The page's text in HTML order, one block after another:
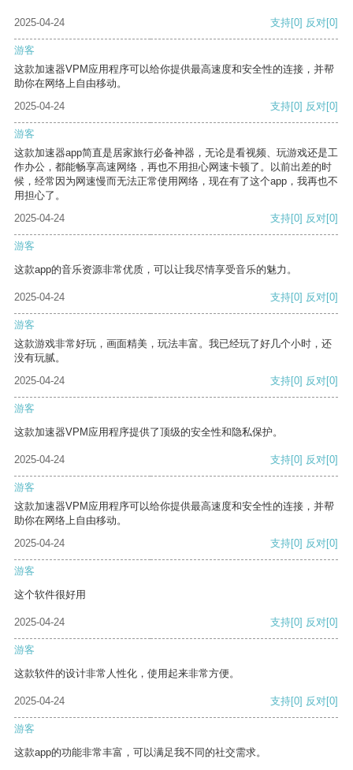
2025-04-24 支持[0] 反对[0]
游客
这款加速器VPM应用程序可以给你提供最高速度和安全性的连接，并帮
助你在网络上自由移动。
2025-04-24
支持[0] 反对[0]
游客
这款加速器app简直是居家旅行必备神器，无论是看视频、玩游戏还是工
作办公，都能畅享高速网络，再也不用担心网速卡顿了。以前出差的时
候，经常因为网速慢而无法正常使用网络，现在有了这个app，我再也不
用担心了。
2025-04-24
支持[0] 反对[0]
游客
这款app的音乐资源非常优质，可以让我尽情享受音乐的魅力。
2025-04-24 支持[0] 反对[0]
游客
这款游戏非常好玩，画面精美，玩法丰富。我已经玩了好几个小时，还
没有玩腻。
2025-04-24
支持[0] 反对[0]
游客
这款加速器VPM应用程序提供了顶级的安全性和隐私保护。
2025-04-24 支持[0] 反对[0]
游客
这款加速器VPM应用程序可以给你提供最高速度和安全性的连接，并帮
助你在网络上自由移动。
2025-04-24
支持[0] 反对[0]
游客
这个软件很好用
2025-04-24 支持[0] 反对[0]
游客
这款软件的设计非常人性化，使用起来非常方便。
2025-04-24 支持[0] 反对[0]
游客
这款app的功能非常丰富，可以满足我不同的社交需求。